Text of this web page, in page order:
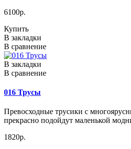
6100р.
Купить
В закладки
В сравнение
В закладки
В сравнение
016 Трусы
Превосходные трусики с
прекрасно подойдут маленькой
1820р.